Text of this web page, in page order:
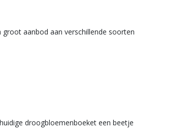
aanbod aan verschillende soorten
droogbloemenboeket een beetje